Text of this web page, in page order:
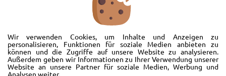
Wir verwenden Cookies, um Inhalte und Anzeigen zu
personalisieren, Funktionen für soziale Medien anbieten zu
können und die Zugriffe auf unsere Website zu analysieren.
Außerdem geben wir Informationen zu Ihrer Verwendung unserer
Website an unsere Partner für soziale Medien, Werbung und
Analysen weiter.
Wir freuen uns, Sie im AutoShop Wimmer in Passau zu begrüßen. Wir
bieten Ihnen Kompletträder und Reifen für die Automarken Ford, Land
Rover, Range Rover, Volvo, Peugeot, Jaguar und Citroen. Hier in Passau
schlägt unser Herz rund um’s Auto. Wir bieten Ihnen Beratung,
Werkstatt, Service und natürlich Verkauf. Wollen Sie erstmal in Ruhe
von der Couch aus unsere Räder und Merchandise Artikel durchstöbern